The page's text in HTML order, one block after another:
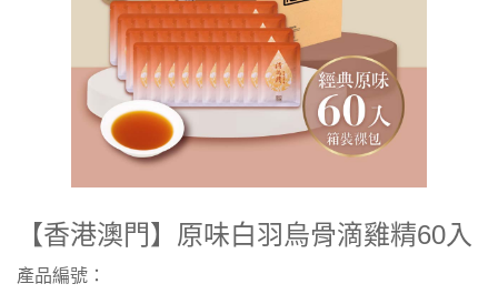
【香港澳門】原味白羽烏骨滴雞精60入
產品編號：